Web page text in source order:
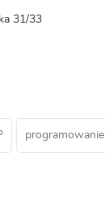
31/33
programowanie